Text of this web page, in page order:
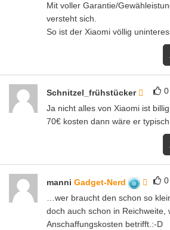
Mit voller Garantie/
versteht sich.
So ist der Xiaomi völlig
0
Schnitzel_frühstücker
Ja nicht alles von Xiaomi ist
70€ kosten dann wäre er
0
manni Gadget-Nerd
…wer braucht den schon so
doch auch schon in Reichweite,
Anschaffungskosten betrifft.:-D